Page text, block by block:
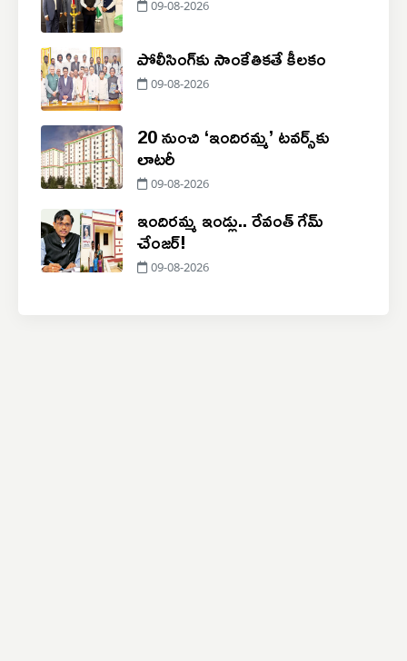
09-08-2026
పోలీసింగ్‌కు సాంకేతికతే కీలకం
09-08-2026
20 నుంచి ‘ఇందిరమ్మ’ టవర్స్‌కు
లాటరీ
09-08-2026
ఇందిరమ్మ ఇండ్లు.. రేవంత్ గేమ్
చేంజర్!
09-08-2026